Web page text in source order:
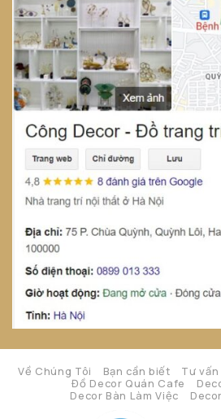
Về Chúng Tôi Bạn cần biết Tư vấn
Đồ Decor Quán Cafe
Decor Bàn Làm Việc